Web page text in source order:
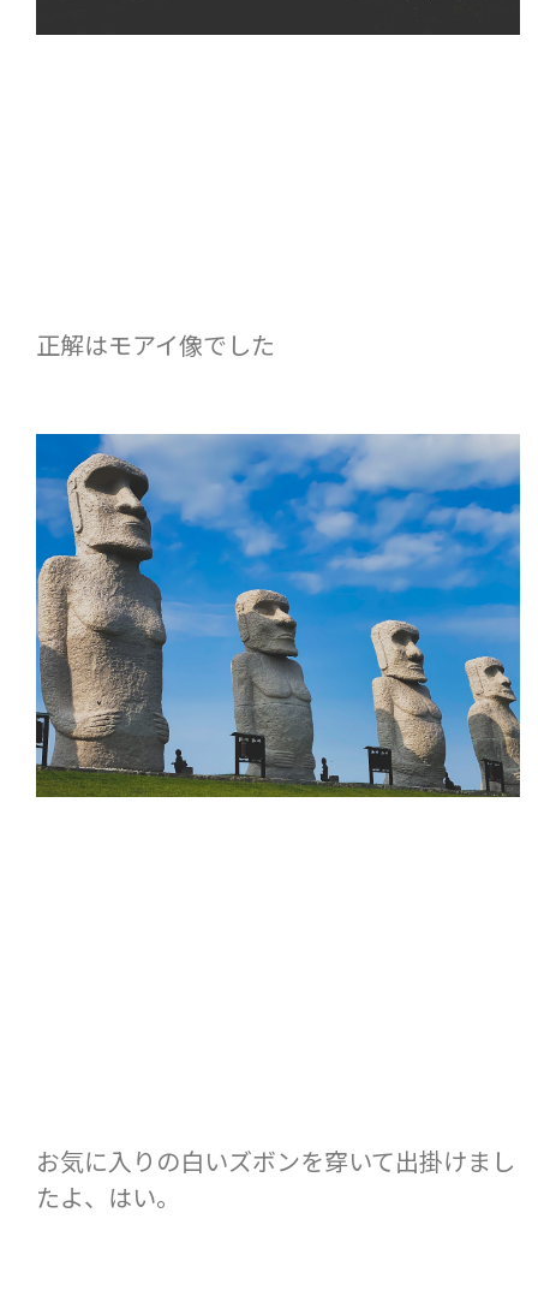
正解はモアイ像でした
お気に入りの白いズボンを穿いて出掛けまし
たよ、はい。